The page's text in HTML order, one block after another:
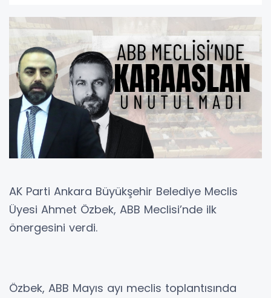
AK Parti Ankara Büyükşehir Belediye Meclis
Üyesi Ahmet Özbek, ABB Meclisi’nde ilk
önergesini verdi.
Özbek, ABB Mayıs ayı meclis toplantısında